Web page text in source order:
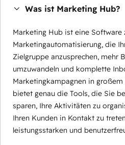
Was ist Marketing Hub?
Marketing Hub ist eine Software
Marketingautomatisierung, die
Zielgruppe anzusprechen, mehr
umzuwandeln und komplette
Marketingkampagnen in
bietet genau die Tools, die Sie
sparen, Ihre Aktivitäten zu
Ihren Kunden in Kontakt zu
leistungsstarken und